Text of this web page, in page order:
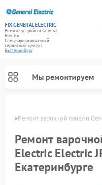
FIX-GENERAL ELECTRIC
Ремонт устройств General
Electric
Специализированный
cервисный центр г.
Екатеринбург
Мы ремонтируем
Ремонт варочной панели
Ремонт
Electric Electric
Екатеринбурге